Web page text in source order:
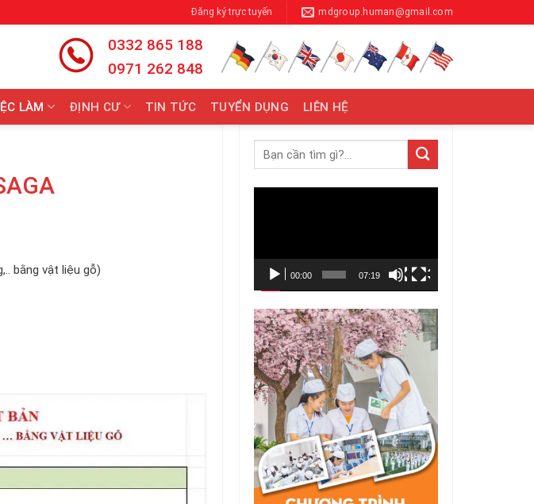
Đăng ký trực tuyến mdgroup.human@gmail.com
0332 865 188
0971 262 848
LÀM ĐỊNH CƯ TIN TỨC TUYỂN DỤNG LIÊN HỆ
bằng vật liệu gỗ)
00:00 07:19